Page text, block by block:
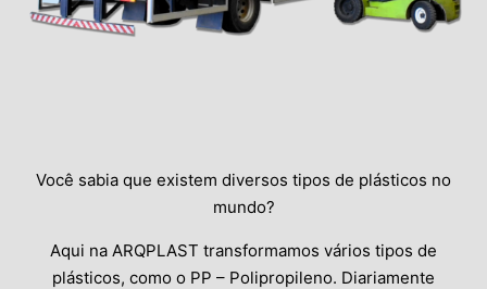
Você sabia que existem diversos tipos de plásticos no
mundo?
Aqui na ARQPLAST transformamos vários tipos de
plásticos, como o PP – Polipropileno. Diariamente